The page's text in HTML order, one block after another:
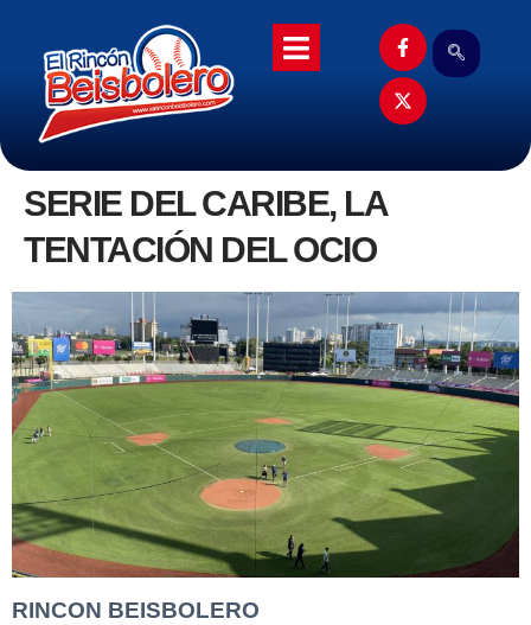
SERIE DEL CARIBE, LA
TENTACIÓN DEL OCIO
RINCON BEISBOLERO